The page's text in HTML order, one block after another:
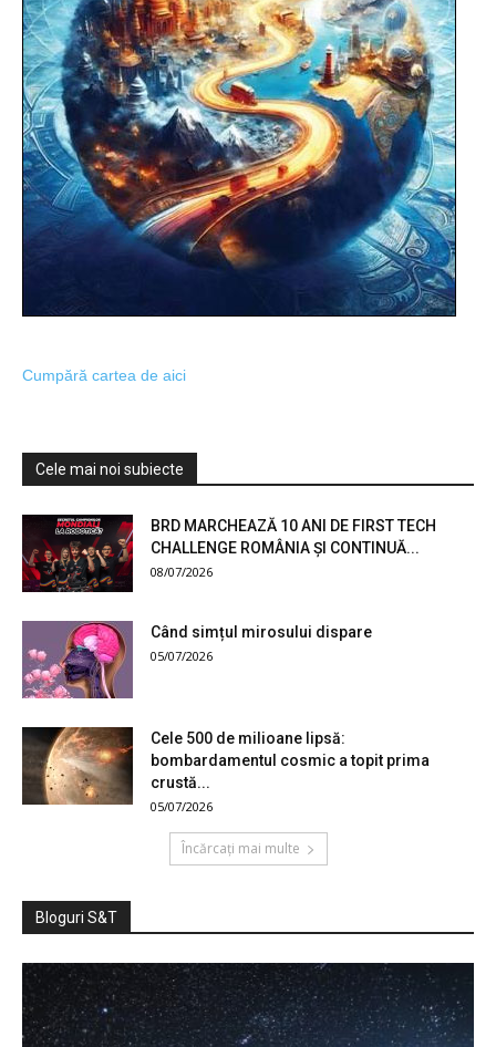
Cumpără cartea de aici
Cele mai noi subiecte
BRD MARCHEAZĂ 10 ANI DE FIRST TECH
CHALLENGE ROMÂNIA ȘI CONTINUĂ...
08/07/2026
Când simțul mirosului dispare
05/07/2026
Cele 500 de milioane lipsă:
bombardamentul cosmic a topit prima
crustă...
05/07/2026
Încărcați mai multe
Bloguri S&T